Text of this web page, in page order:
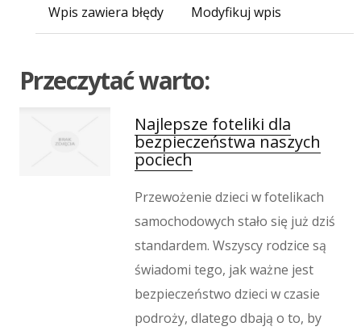
Zajęcia Sportowe i Rekreacyjne
Informatyczne
Restauracje, Catering
Fotografia
Adwokaci, Porady Prawne
Ślub i Wesele
Sprzątanie, Porządkowanie
Serwis
Inne Usługi
Odprężenie
Hotele i Noclegi
Podróże
Wpis zawiera błędy Modyfikuj wpis
Przeczytać warto:
Najlepsze foteliki dla
bezpieczeństwa naszych
pociech
Przewożenie dzieci w fotelikach
samochodowych stało się już dziś
standardem. Wszyscy rodzice są
świadomi tego, jak ważne jest
bezpieczeństwo dzieci w czasie
podroży, dlatego dbają o to, by